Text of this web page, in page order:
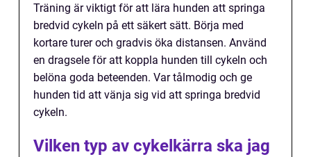
Träning är viktigt för att lära hunden att springa
bredvid cykeln på ett säkert sätt. Börja med
kortare turer och gradvis öka distansen. Använd
en dragsele för att koppla hunden till cykeln och
belöna goda beteenden. Var tålmodig och ge
hunden tid att vänja sig vid att springa bredvid
cykeln.
Vilken typ av cykelkärra ska jag